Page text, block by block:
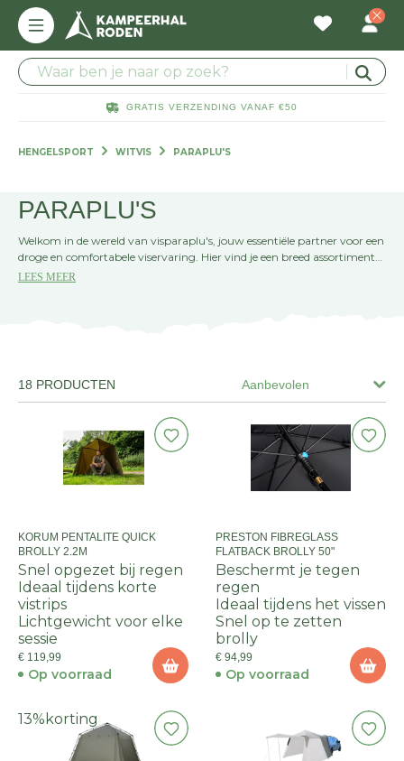
GRATIS VERZENDING VANAF €50
HENGELSPORT WITVIS PARAPLU'S
PARAPLU'S
Welkom in de wereld van visparaplu's, jouw essentiële partner voor een
droge en comfortabele viservaring. Hier vind je een breed assortiment
aan paraplu's speciaal ontworpen voor de witvisserij. Bescherm jezelf
LEES MEER
Aanbevolen
18 PRODUCTEN
KORUM PENTALITE QUICK
BROLLY 2.2M
Snel opgezet bij regen
Ideaal tijdens korte
vistrips
Lichtgewicht voor elke
sessie
€ 119,99
Op voorraad
PRESTON FIBREGLASS
FLATBACK BROLLY 50"
Beschermt je tegen
regen
Ideaal tijdens het vissen
Snel op te zetten
brolly
€ 94,99
Op voorraad
13% korting